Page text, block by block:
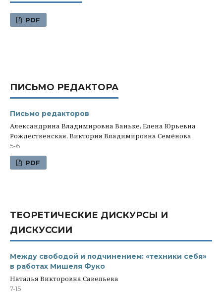
PDF
ПИСЬМО РЕДАКТОРА
Письмо редакторов
Александрина Владимировна Ваньке, Елена Юрьевна
Рождественская, Виктория Владимировна Семёнова
5-6
PDF
ТЕОРЕТИЧЕСКИЕ ДИСКУРСЫ И
ДИСКУССИИ
Между свободой и подчинением: «техники себя»
в работах Мишеля Фуко
Наталья Викторовна Савельева
7-15